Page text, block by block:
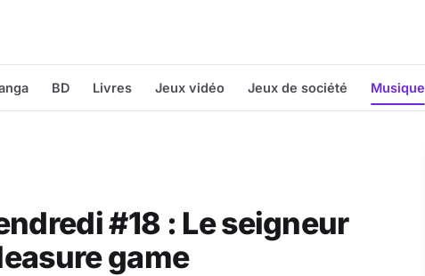
BD Livres Jeux vidéo Jeux de société Musique
#18 : Le seigneur
game